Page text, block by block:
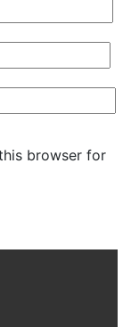
browser for